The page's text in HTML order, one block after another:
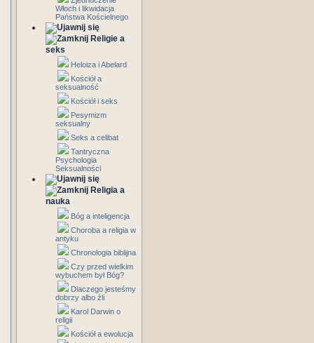
Włoch i likwidacja
Państwa Kościelnego
Religie a
seks
Heloiza i Abelard
Kościół a
seksualność
Kościół i seks
Pesymizm
seksualny
Seks a celibat
Tantryczna
Psychologia
Seksualności
Religia a
nauka
Bóg a inteligencja
Choroba a religia w
antyku
Chronologia biblijna
Czy przed wielkim
wybuchem był Bóg?
Dlaczego jesteśmy
dobrzy albo źli
Karol Darwin o
religii
Kościół a ewolucja